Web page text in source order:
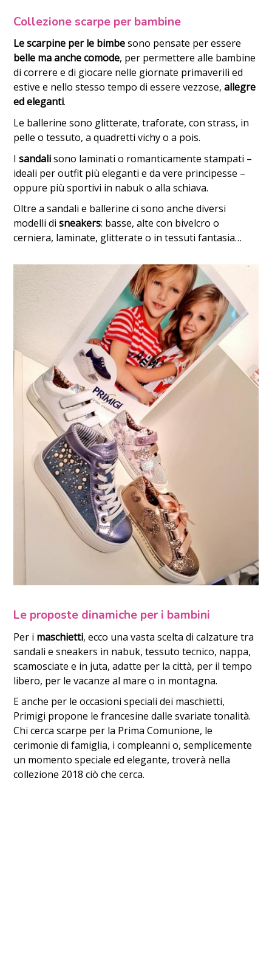
Collezione scarpe per bambine
Le scarpine per le bimbesono pensate per essere
belle ma anche comode, per permettere alle bambine
di correre e di giocare nelle giornate primaverili ed
estive e nello stesso tempo di essere vezzose,allegre
ed eleganti.
Le ballerine sono glitterate, traforate, con strass, in
pelle o tessuto, a quadretti vichy o a pois.
Isandalisono laminati o romanticamente stampati –
ideali per outfit più eleganti e da vere principesse –
oppure più sportivi in nabuk o alla schiava.
Oltre a sandali e ballerine ci sono anche diversi
modelli disneakers: basse, alte con bivelcro o
cerniera, laminate, glitterate o in tessuti fantasia…
Le proposte dinamiche per i bambini
Per i maschietti, ecco una vasta scelta di calzature tra
sandali e sneakers in nabuk, tessuto tecnico, nappa,
scamosciate e in juta, adatte per la città, per il tempo
libero, per le vacanze al mare o in montagna.
E anche per le occasioni speciali dei maschietti,
Primigi propone le francesine dalle svariate tonalità.
Chi cerca scarpe per la Prima Comunione, le
cerimonie di famiglia, i compleanni o, semplicemente
un momento speciale ed elegante, troverà nella
collezione 2018 ciò che cerca.